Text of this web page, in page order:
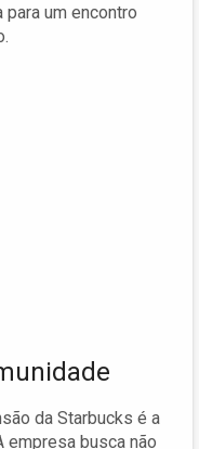
um encontro
da Starbucks é a
busca não